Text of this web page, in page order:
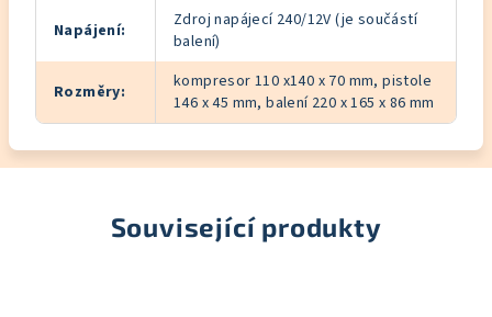
Napájení:
Zdroj napájecí 240/12V (je součástí
balení)
Rozměry:
kompresor 110 x140 x 70 mm, pistole
146 x 45 mm, balení 220 x 165 x 86 mm
Související produkty